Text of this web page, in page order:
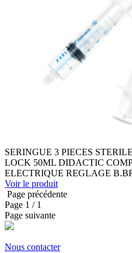
SERINGUE 3 PIECES
LOCK 50ML DIDACTIC
ELECTRIQUE REGLAGE
Voir le produit
Page précédente
Page 1 / 1
Page suivante
Nous contacter